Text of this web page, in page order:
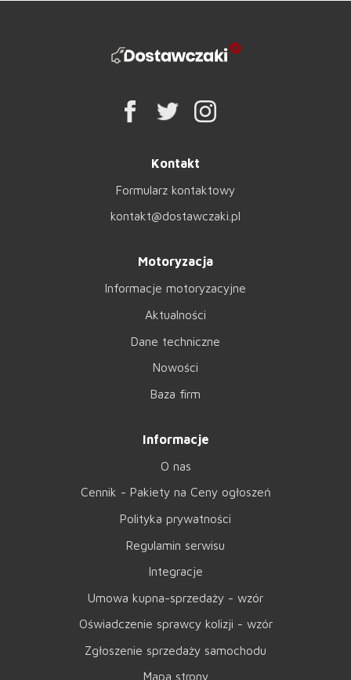
Kontakt
Formularz kontaktowy
kontakt@dostawczaki.pl
Motoryzacja
Informacje motoryzacyjne
Aktualności
Dane techniczne
Nowości
Baza firm
Informacje
O nas
Cennik - Pakiety na Ceny ogłoszeń
Polityka prywatności
Regulamin serwisu
Integracje
Umowa kupna-sprzedaży - wzór
Oświadczenie sprawcy kolizji - wzór
Zgłoszenie sprzedaży samochodu
Mapa strony